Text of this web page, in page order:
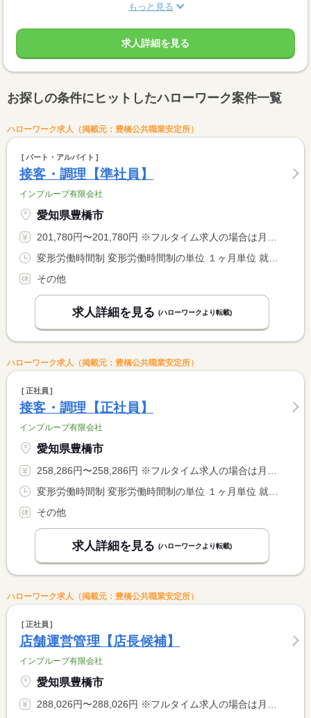
もっと見る
求人詳細を見る
お探しの条件にヒットしたハローワーク案件一覧
ハローワーク求人（掲載元：豊橋公共職業安定所）
パート・アルバイト
接客・調理【準社員】
インプルーブ有限会社
愛知県豊橋市
201,780円〜201,780円 ※フルタイム求人の場合は月額（換算額）、パート求人の場合は時間額を表示しています。
その他
求人詳細を見る (ハローワークより転載)
ハローワーク求人（掲載元：豊橋公共職業安定所）
正社員
接客・調理【正社員】
インプルーブ有限会社
愛知県豊橋市
258,286円〜258,286円 ※フルタイム求人の場合は月額（換算額）、パート求人の場合は時間額を表示しています。
その他
求人詳細を見る (ハローワークより転載)
ハローワーク求人（掲載元：豊橋公共職業安定所）
正社員
店舗運営管理【店長候補】
インプルーブ有限会社
愛知県豊橋市
288,026円〜288,026円 ※フルタイム求人の場合は月額（換算額）、パート求人の場合は時間額を表示しています。